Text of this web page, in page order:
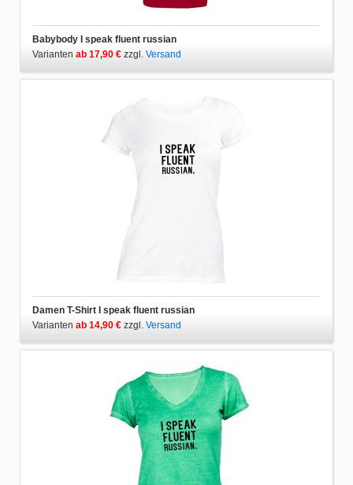
Babybody I speak fluent russian
Varianten ab 17,90 € zzgl. Versand
Damen T-Shirt I speak fluent russian
Varianten ab 14,90 € zzgl. Versand